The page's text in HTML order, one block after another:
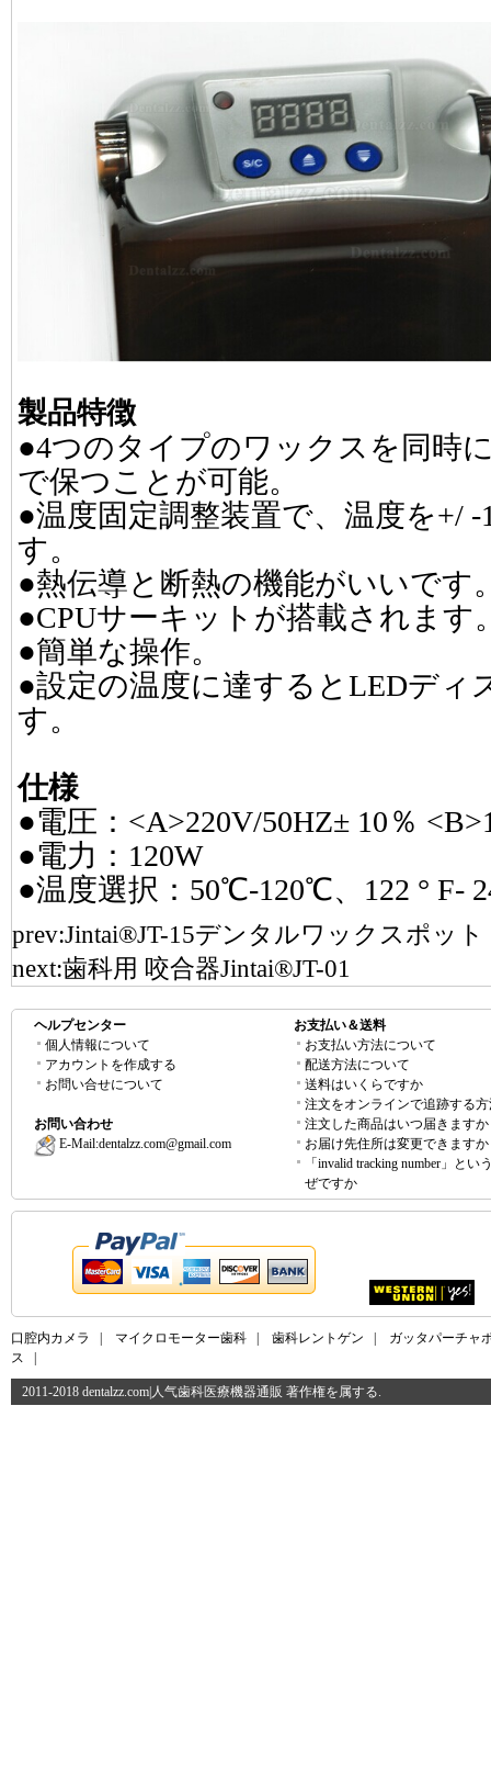
製品特徴
●4つのタイプのワックスを同時
で保つことが可能。
●温度固定調整装置で、温度を+/
す。
●熱伝導と断熱の機能がいいです
●CPUサーキットが搭載されます
●簡単な操作。
●設定の温度に達するとLEDディ
す。
仕様
●電圧：<A>220V/50HZ± 10％
●電力：120W
●温度選択：50℃-120℃、122 ° F-
prev:Jintai®JT-15デンタルワックスポット
next:歯科用 咬合器Jintai®JT-01
ヘルプセンター
個人情報について
アカウントを作成する
お問い合せについて
お問い合わせ
E-Mail:dentalzz.com@gmail.com
お支払い＆送料
お支払い方法について
配送方法について
送料はいくらですか
注文をオンラインで追跡する
注文した商品はいつ届きますか
お届け先住所は変更できますか
「invalid tracking number」とい
ぜですか
口腔内カメラ マイクロモーター歯科 歯科レントゲン
ガッタパーチャ
ス
2011-2018 dentalzz.com|人气歯科医療機器通販 著作権を属する.